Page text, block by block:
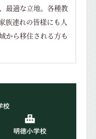
最適な立地。 各種教
族連れの皆様にも人
から移住される方も